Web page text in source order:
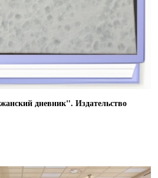
дневник". Издательство